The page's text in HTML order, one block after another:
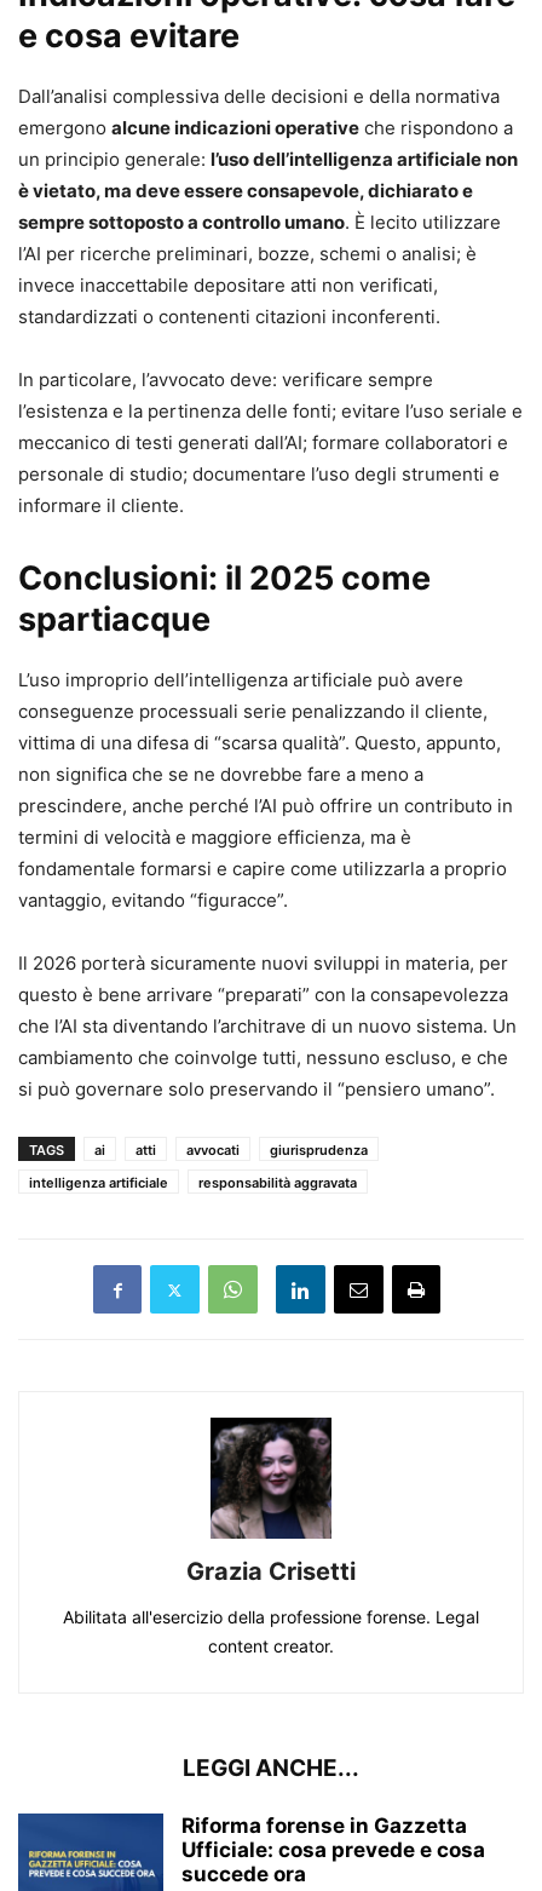
e cosa evitare
Dall’analisi complessiva delle decisioni e della normativa
emergono alcune indicazioni operative che rispondono a
un principio generale: l’uso dell’intelligenza artificiale non
è vietato, ma deve essere consapevole, dichiarato e
sempre sottoposto a controllo umano. È lecito utilizzare
l’AI per ricerche preliminari, bozze, schemi o analisi; è
invece inaccettabile depositare atti non verificati,
standardizzati o contenenti citazioni inconferenti.
In particolare, l’avvocato deve: verificare sempre
l’esistenza e la pertinenza delle fonti; evitare l’uso seriale e
meccanico di testi generati dall’AI; formare collaboratori e
personale di studio; documentare l’uso degli strumenti e
informare il cliente.
Conclusioni: il 2025 come
spartiacque
L’uso improprio dell’intelligenza artificiale può avere
conseguenze processuali serie penalizzando il cliente,
vittima di una difesa di “scarsa qualità”. Questo, appunto,
non significa che se ne dovrebbe fare a meno a
prescindere, anche perché l’AI può offrire un contributo in
termini di velocità e maggiore efficienza, ma è
fondamentale formarsi e capire come utilizzarla a proprio
vantaggio, evitando “figuracce”.
Il 2026 porterà sicuramente nuovi sviluppi in materia, per
questo è bene arrivare “preparati” con la consapevolezza
che l’AI sta diventando l’architrave di un nuovo sistema. Un
cambiamento che coinvolge tutti, nessuno escluso, e che
si può governare solo preservando il “pensiero umano”.
TAGS ai atti avvocati
giurisprudenza
intelligenza artificiale
responsabilità aggravata
Grazia Crisetti
Abilitata all'esercizio della professione forense. Legal
content creator.
LEGGI ANCHE...
Riforma forense in Gazzetta
Ufficiale: cosa prevede e cosa
succede ora